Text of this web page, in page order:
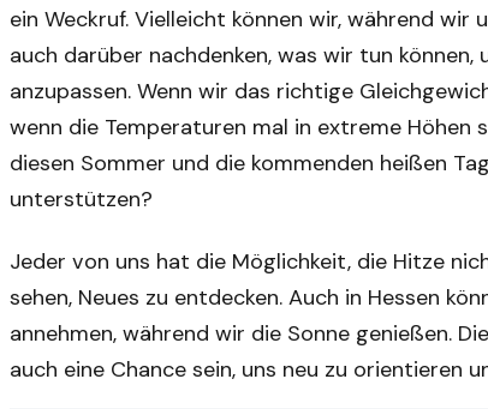
ein Weckruf. Vielleicht können wir, während
auch darüber nachdenken, was wir tun
anzupassen. Wenn wir das richtige
wenn die Temperaturen mal in extreme Höhen
diesen Sommer und die kommenden heißen
unterstützen?
Jeder von uns hat die Möglichkeit, die Hitze
sehen, Neues zu entdecken. Auch in Hessen
annehmen, während wir die Sonne genießen.
auch eine Chance sein, uns neu zu orientieren